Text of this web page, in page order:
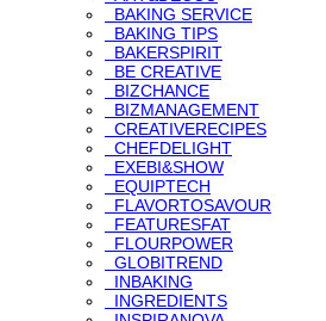
BAKING SERVICE
BAKING TIPS
BAKERSPIRIT
BE CREATIVE
BIZCHANCE
BIZMANAGEMENT
CREATIVERECIPES
CHEFDELIGHT
EXEBI&SHOW
EQUIPTECH
FLAVORTOSAVOUR
FEATURESFAT
FLOURPOWER
GLOBITREND
INBAKING
INGREDIENTS